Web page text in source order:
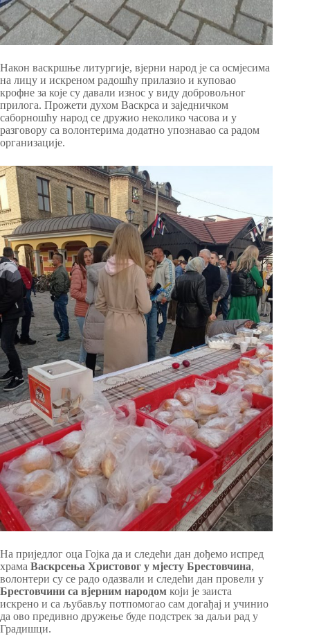
Након васкршње литургије, вјерни народ је са осмјесима
на лицу и искреном радошћу прилазио и куповао
крофне за које су давали износ у виду добровољног
прилога. Прожети духом Васкрса и заједничком
саборношћу народ се дружио неколико часова и у
разговору са волонтерима додатно упознавао са радом
организације.
На приједлог оца Гојка да и следећи дан дођемо испред
храма Васкрсења Христовог у мјесту Брестовчина,
волонтери су се радо одазвали и следећи дан провели у
Брестовчини са вјерним народом који је заиста
искрено и са љубављу потпомогао сам догађај и учинио
да ово предивно дружење буде подстрек за даљи рад у
Градишци.